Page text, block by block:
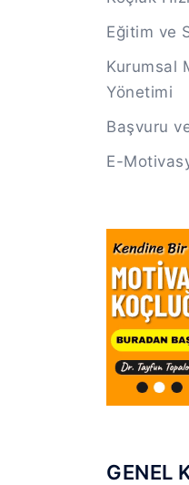
Eğitim ve
Kurumsal
Yönetimi
Başvuru
E-
GENEL